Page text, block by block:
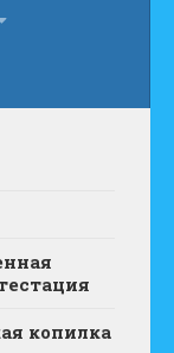
копилка